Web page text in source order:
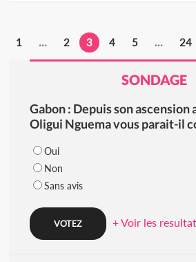
1 ... 2 3 4 5 ... 24
SONDAGE
Gabon : Depuis son ascension
Oligui Nguema vous parait-il
Oui
Non
Sans avis
+ Voir les